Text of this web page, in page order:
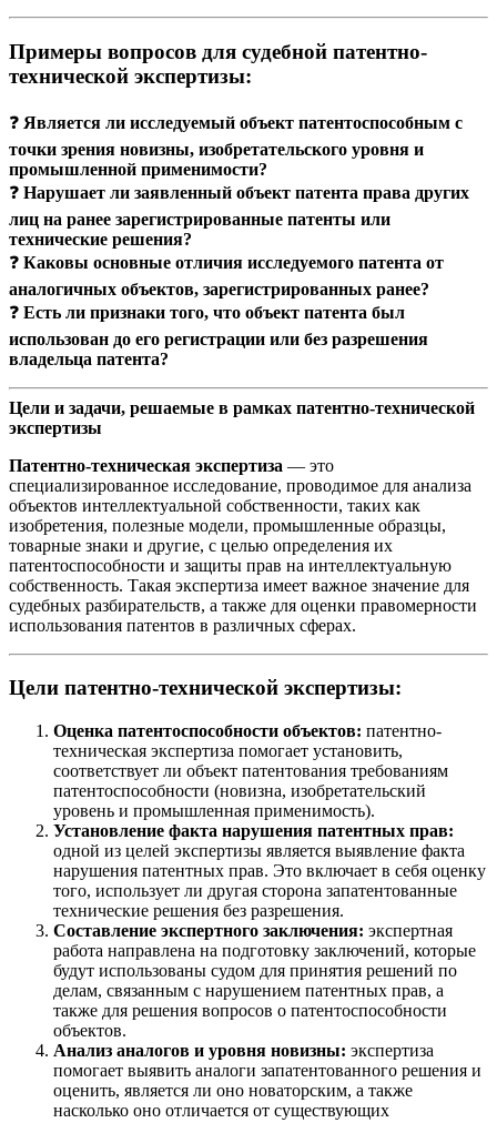
Примеры вопросов для судебной патентно-
технической экспертизы:
❓ Является ли исследуемый объект патентоспособным с
точки зрения новизны, изобретательского уровня и
промышленной применимости?
❓ Нарушает ли заявленный объект патента права других
лиц на ранее зарегистрированные патенты или
технические решения?
❓ Каковы основные отличия исследуемого патента от
аналогичных объектов, зарегистрированных ранее?
❓ Есть ли признаки того, что объект патента был
использован до его регистрации или без разрешения
владельца патента?
Цели и задачи, решаемые в рамках патентно-технической
экспертизы
Патентно-техническая экспертиза — это
специализированное исследование, проводимое для анализа
объектов интеллектуальной собственности, таких как
изобретения, полезные модели, промышленные образцы,
товарные знаки и другие, с целью определения их
патентоспособности и защиты прав на интеллектуальную
собственность. Такая экспертиза имеет важное значение для
судебных разбирательств, а также для оценки правомерности
использования патентов в различных сферах.
Цели патентно-технической экспертизы:
Оценка патентоспособности объектов: патентно-
техническая экспертиза помогает установить,
соответствует ли объект патентования требованиям
патентоспособности (новизна, изобретательский
уровень и промышленная применимость).
Установление факта нарушения патентных прав:
одной из целей экспертизы является выявление факта
нарушения патентных прав. Это включает в себя оценку
того, использует ли другая сторона запатентованные
технические решения без разрешения.
Составление экспертного заключения: экспертная
работа направлена на подготовку заключений, которые
будут использованы судом для принятия решений по
делам, связанным с нарушением патентных прав, а
также для решения вопросов о патентоспособности
объектов.
Анализ аналогов и уровня новизны: экспертиза
помогает выявить аналоги запатентованного решения и
оценить, является ли оно новаторским, а также
насколько оно отличается от существующих